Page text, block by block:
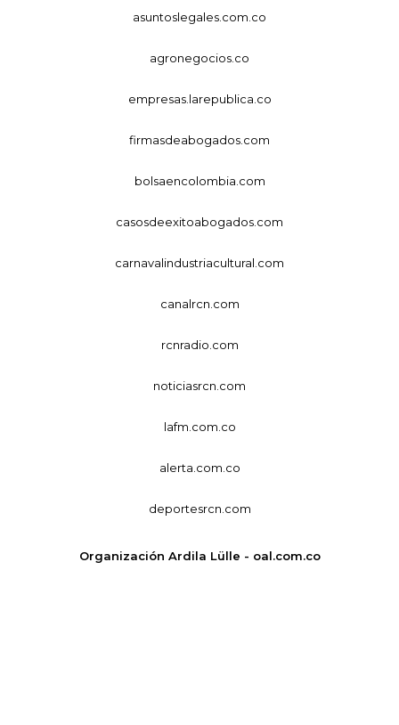
asuntoslegales.com.co
agronegocios.co
empresas.larepublica.co
firmasdeabogados.com
bolsaencolombia.com
casosdeexitoabogados.com
carnavalindustriacultural.com
canalrcn.com
rcnradio.com
noticiasrcn.com
lafm.com.co
alerta.com.co
deportesrcn.com
Organización Ardila Lülle - oal.com.co